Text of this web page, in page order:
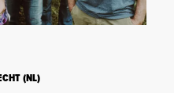
(NL)